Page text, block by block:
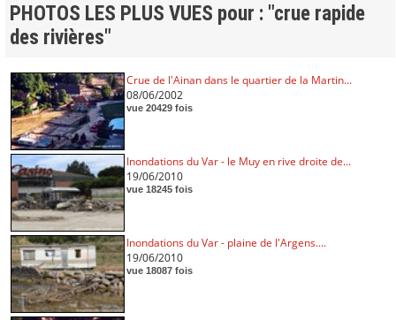
PHOTOS LES PLUS VUES pour : "crue rapide
des rivières"
Crue de l'Ainan dans le quartier de la Martin...
08/06/2002
vue 20429 fois
Inondations du Var - le Muy en rive droite de...
19/06/2010
vue 18245 fois
Inondations du Var - plaine de l'Argens....
19/06/2010
vue 18087 fois